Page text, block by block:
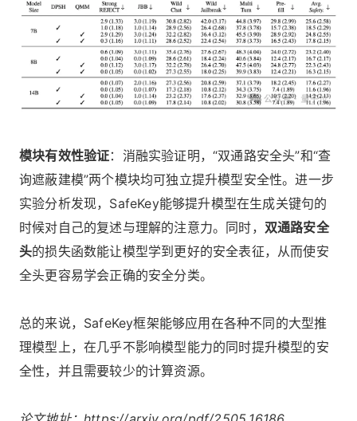
模块有效性验证：消融实验证明，“双通路安全头”和“查
询遮蔽建模”两个模块均可独立提升模型安全性。进一步
实验分析发现，SafeKey能够提升模型在生成关键句的
时候对自己的复述与理解的注意力。同时， 双通路安全
头的损失函数能让模型学到更好的安全表征，从而使安
全头更容易学会正确的安全分类。
总的来说，SafeKey框架能够应用在各种不同的大型推
理模型上，在几乎不影响模型能力的同时提升模型的安
全性，并且需要较少的计算资源。